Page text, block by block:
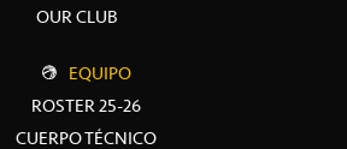
OUR CLUB
EQUIPO
ROSTER 25-26
CUERPO TÉCNICO